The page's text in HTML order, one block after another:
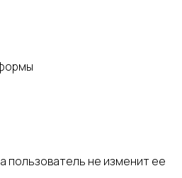
пользователь не изменит ее